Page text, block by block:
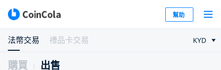
幫助
法幣交易 禮品卡交易 KYD
購買 出售